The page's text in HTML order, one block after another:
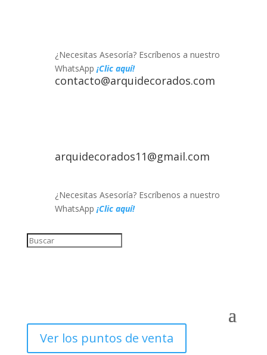
¿Necesitas Asesoría? Escríbenos a nuestro
WhatsApp ¡Clic aquí!
contacto@arquidecorados.com
arquidecorados11@gmail.com
¿Necesitas Asesoría? Escríbenos a nuestro
WhatsApp ¡Clic aquí!
Ver los puntos de venta